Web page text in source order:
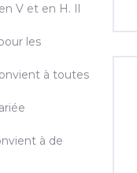
V et en H. Il
les
à toutes
à de